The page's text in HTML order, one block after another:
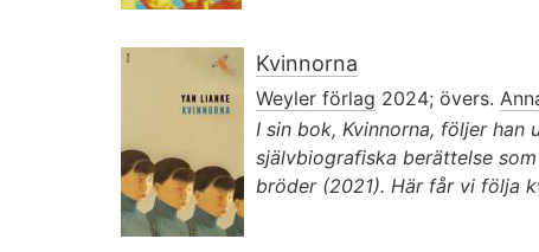
Kvinnorna
Weyler förlag 2024; övers.
I sin bok, Kvinnorna, följer han
självbiografiska berättelse
bröder (2021). Här får vi följa